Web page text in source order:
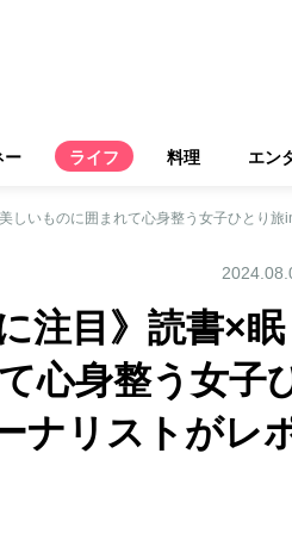
ー ライフ 料理 エン
注目》読書×眠
心身整う女子
ナリストがレ